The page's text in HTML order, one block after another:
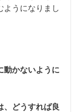
ようになりまし
動かないように
、どうすれば良